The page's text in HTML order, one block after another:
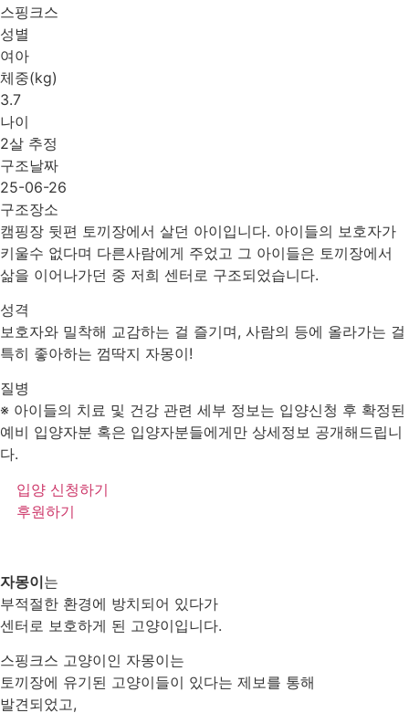
스핑크스
성별
여아
체중(kg)
3.7
나이
2살 추정
구조날짜
25-06-26
구조장소
캠핑장 뒷편 토끼장에서 살던 아이입니다. 아이들의 보호자가
키울수 없다며 다른사람에게 주었고 그 아이들은 토끼장에서
삶을 이어나가던 중 저희 센터로 구조되었습니다.
성격
보호자와 밀착해 교감하는 걸 즐기며, 사람의 등에 올라가는 걸
특히 좋아하는 껌딱지 자몽이!
질병
※ 아이들의 치료 및 건강 관련 세부 정보는 입양신청 후 확정된
예비 입양자분 혹은 입양자분들에게만 상세정보 공개해드립니
다.
입양 신청하기
후원하기
자몽이는
부적절한 환경에 방치되어 있다가
센터로 보호하게 된 고양이입니다.
스핑크스 고양이인 자몽이는
토끼장에 유기된 고양이들이 있다는 제보를 통해
발견되었고,